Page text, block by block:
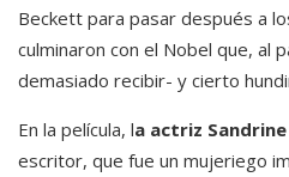
Beckett para pasar después a
culminaron con el Nobel que, al
demasiado recibir- y cierto
En la película, la actriz
escritor, que fue un mujeriego